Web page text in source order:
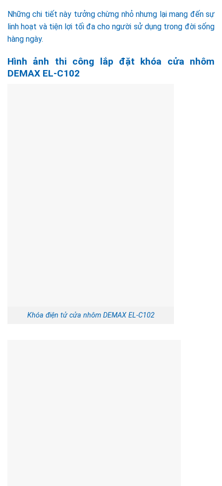
Những chi tiết này tưởng chừng nhỏ nhưng lại mang đến sự
linh hoạt và tiện lợi tối đa cho người sử dụng trong đời sống
hàng ngày.
Hình ảnh thi công lắp đặt khóa cửa nhôm
DEMAX EL-C102
Khóa điện tử cửa nhôm DEMAX EL-C102